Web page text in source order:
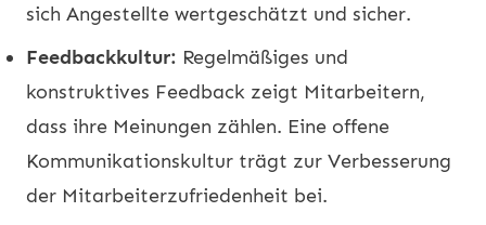
sich Angestellte wertgeschätzt und sicher.
Feedbackkultur: Regelmäßiges und
konstruktives Feedback zeigt Mitarbeitern,
dass ihre Meinungen zählen. Eine offene
Kommunikationskultur trägt zur Verbesserung
der Mitarbeiterzufriedenheit bei.